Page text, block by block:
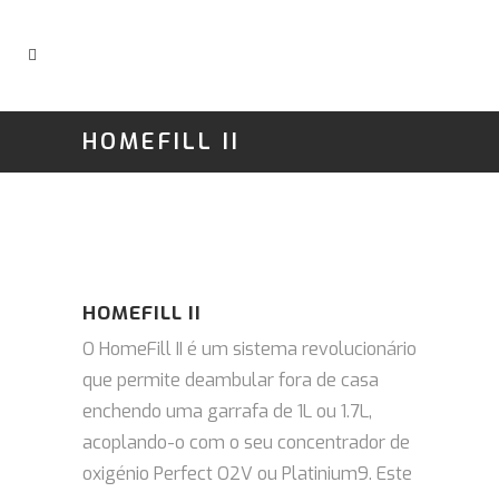
HOMEFILL II
HOMEFILL II
O HomeFill II é um sistema revolucionário
que permite deambular fora de casa
enchendo uma garrafa de 1L ou 1.7L,
acoplando-o com o seu concentrador de
oxigénio Perfect O2V ou Platinium9. Este